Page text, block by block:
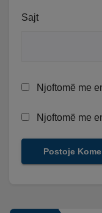
Sajt
Njoftomë me
Njoftomë me